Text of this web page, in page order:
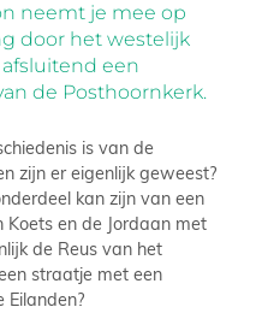
neemt je mee op
door het westelijk
een
de Posthoornkerk.
is van de
zijn er eigenlijk geweest?
kan zijn van een
Koets en de Jordaan met
de Reus van het
straatje met een